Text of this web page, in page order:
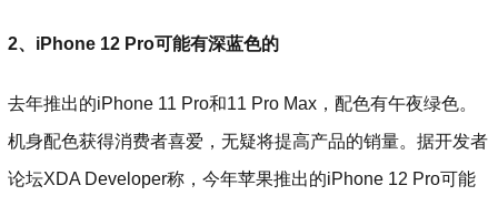
2、iPhone 12 Pro可能有深蓝色的
去年推出的iPhone 11 Pro和11 Pro Max，配色有午夜绿色。
机身配色获得消费者喜爱，无疑将提高产品的销量。据开发者
论坛XDA Developer称，今年苹果推出的iPhone 12 Pro可能